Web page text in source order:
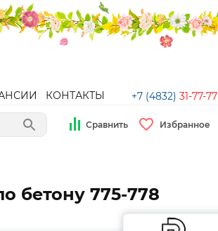
КОНТАКТЫ +7 (4832) 31-77-77
Сравнить Избранное
бетону 775-778